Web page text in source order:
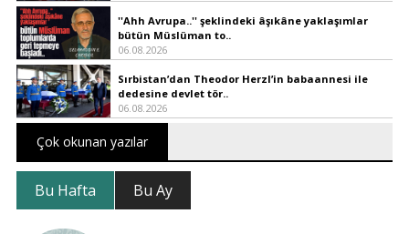
''Ahh Avrupa..'' şeklindeki âşıkâne yaklaşımlar
bütün Müslüman to..
06.08.2026
Sırbistan’dan Theodor Herzl’in babaannesi ile
dedesine devlet tör..
06.08.2026
Çok okunan yazılar
Bu Hafta Bu Ay